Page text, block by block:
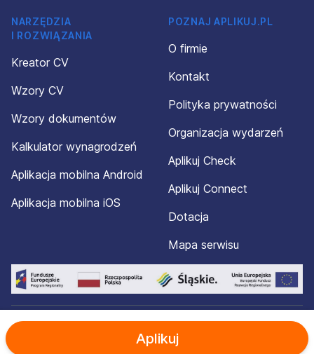
Aplikuj
NARZĘDZIA
I ROZWIĄZANIA
Kreator CV
Wzory CV
Wzory dokumentów
Kalkulator wynagrodzeń
Aplikacja mobilna Android
Aplikacja mobilna iOS
POZNAJ APLIKUJ.PL
O firmie
Kontakt
Polityka prywatności
Organizacja wydarzeń
Aplikuj Check
Aplikuj Connect
Dotacja
Mapa serwisu
© 2012-2026 Aplikuj.pl®. Wszelkie prawa zastrzeżone.